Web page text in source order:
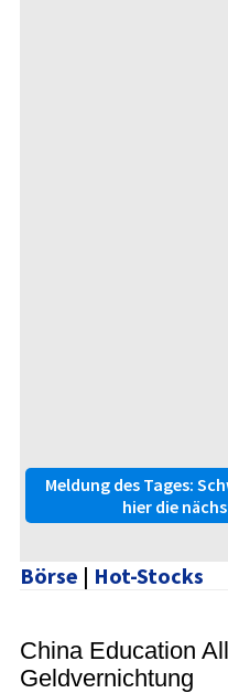
Meldung des Tages:
hier die
Börse | Hot-Stocks
China Education
Geldvernichtung